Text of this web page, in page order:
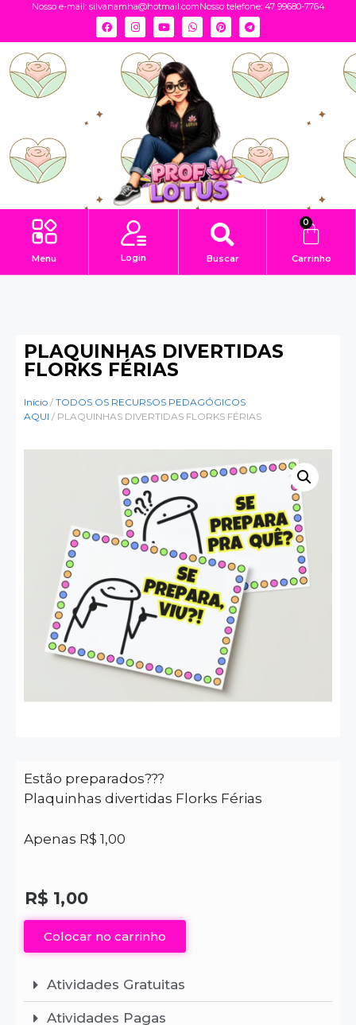
Nosso e-mail: silvanamha@hotmail.comNosso telefone: 47 99680-7764
Menu Login Buscar
0
Carrinho
PLAQUINHAS DIVERTIDAS
FLORKS FÉRIAS
Início / TODOS OS RECURSOS PEDAGÓGICOS
AQUI / PLAQUINHAS DIVERTIDAS FLORKS FÉRIAS
Estão preparados???
Plaquinhas divertidas Florks Férias
Apenas R$ 1,00
R$ 1,00
Colocar no carrinho
Atividades Gratuitas
Atividades Pagas